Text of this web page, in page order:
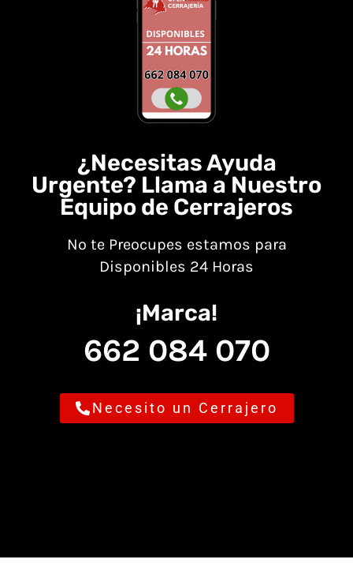
¿Necesitas Ayuda
Urgente? Llama a Nuestro
Equipo de Cerrajeros
No te Preocupes estamos para
Disponibles 24 Horas
¡Marca!
662 084 070
Necesito un Cerrajero